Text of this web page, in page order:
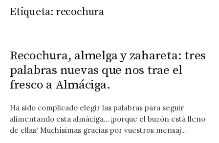
Etiqueta: recochura
Recochura, almelga y zahareta: tres
palabras nuevas que nos trae el
fresco a Almáciga.
Ha sido complicado elegir las palabras para seguir
alimentando esta almáciga… ¡porque el buzón está lleno
de ellas! Muchísimas gracias por vuestros mensaj...